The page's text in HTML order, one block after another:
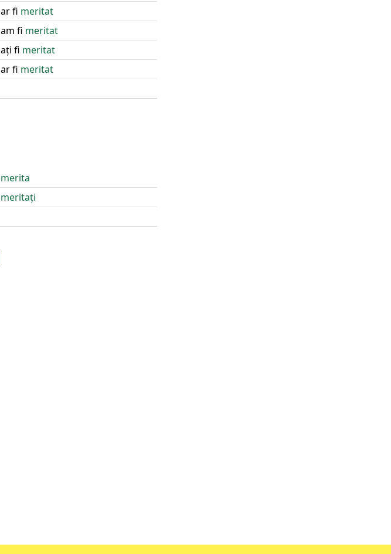
ar fi meritat
am fi meritat
ați fi meritat
ar fi meritat
merita
meritați